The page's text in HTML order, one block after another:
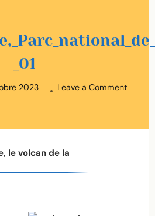
_01
2023 Leave a Comment